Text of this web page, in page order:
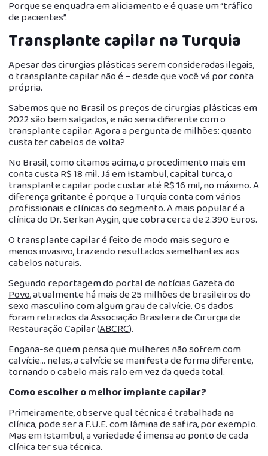
Porque se enquadra em aliciamento e é quase um “tráfico
de pacientes”.
Transplante capilar na Turquia
Apesar das cirurgias plásticas serem consideradas ilegais,
o transplante capilar não é – desde que você vá por conta
própria.
Sabemos que no Brasil os preços de cirurgias plásticas em
2022 são bem salgados, e não seria diferente com o
transplante capilar. Agora a pergunta de milhões: quanto
custa ter cabelos de volta?
No Brasil, como citamos acima, o procedimento mais em
conta custa R$ 18 mil. Já em Istambul, capital turca, o
transplante capilar pode custar até R$ 16 mil, no máximo. A
diferença gritante é porque a Turquia conta com vários
profissionais e clínicas do segmento. A mais popular é a
clínica do Dr. Serkan Aygin, que cobra cerca de 2.390 Euros.
O transplante capilar é feito de modo mais seguro e
menos invasivo, trazendo resultados semelhantes aos
cabelos naturais.
Segundo reportagem do portal de notíciasGazeta do
Povo, atualmente há mais de 25 milhões de brasileiros do
sexo masculino com algum grau de calvície. Os dados
foram retirados da Associação Brasileira de Cirurgia de
Restauração Capilar (ABCRC).
Engana-se quem pensa que mulheres não sofrem com
calvície… nelas, a calvície se manifesta de forma diferente,
tornando o cabelo mais ralo em vez da queda total.
Como escolher o melhor implante capilar?
Primeiramente, observe qual técnica é trabalhada na
clínica, pode ser a F.U.E. com lâmina de safira, por exemplo.
Mas em Istambul, a variedade é imensa ao ponto de cada
clínica ter sua técnica.